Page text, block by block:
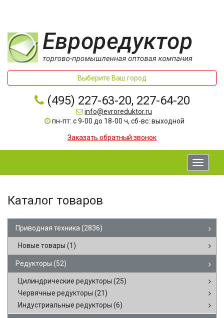
Выберите Ваш город
(495) 227-63-20, 227-64-20
info@evroreduktor.ru
пн-пт: с 9-00 до 18-00 ч, сб-вс: выходной
Заказать обратный звонок
Toggle
Каталог товаров
Приводная техника (2836)
Новые товары (1)
Редукторы (52)
Цилиндрические редукторы (25)
Червячные редукторы (21)
Индустриальные редукторы (6)